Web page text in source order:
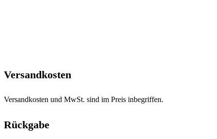
Versandkosten
Versandkosten und MwSt. sind im Preis inbegriffen.
Rückgabe